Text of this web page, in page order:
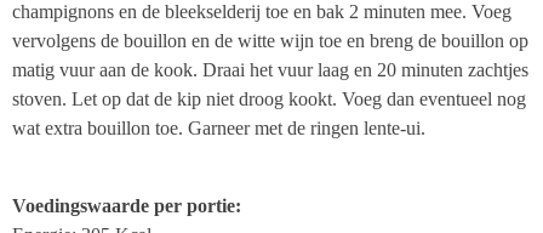
champignons en de bleekselderij toe en bak 2 minuten mee. Voeg
vervolgens de bouillon en de witte wijn toe en breng de bouillon op
matig vuur aan de kook. Draai het vuur laag en 20 minuten zachtjes
stoven. Let op dat de kip niet droog kookt. Voeg dan eventueel nog
wat extra bouillon toe. Garneer met de ringen lente-ui.
Voedingswaarde per portie: